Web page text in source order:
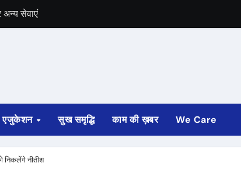
चुनाव की घोषणा
साफ
तक होगी
एजुकेशन सुख समृद्धि काम की ख़बर We Care
निकलेंगे नीतीश